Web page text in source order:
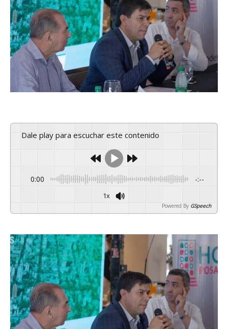
Dale play para escuchar este contenido
0:00 -:--
1x
Powered By GSpeech